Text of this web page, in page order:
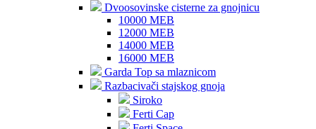
Dvoosovinske cisterne za gnojnicu
10000 MEB
12000 MEB
14000 MEB
16000 MEB
Garda Top sa mlaznicom
Razbacivači stajskog gnoja
Siroko
Ferti Cap